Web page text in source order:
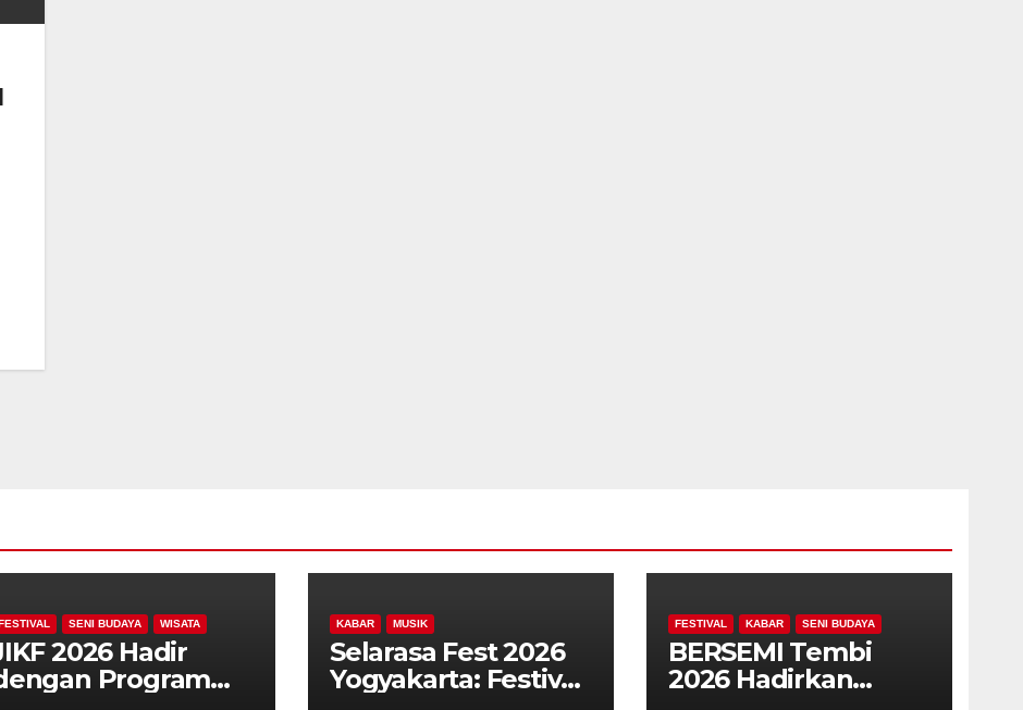
SENI BUDAYA WISATA
2026 Hadir
Program
KABAR MUSIK
Selarasa Fest 2026
Yogyakarta: Festival
FESTIVAL KABAR SENI BUDAYA
BERSEMI Tembi
2026 Hadirkan